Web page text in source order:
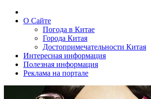
О Сайте
Погода в Китае
Города Китая
Достопримечательности Китая
Интересная информация
Полезная информация
Реклама на портале